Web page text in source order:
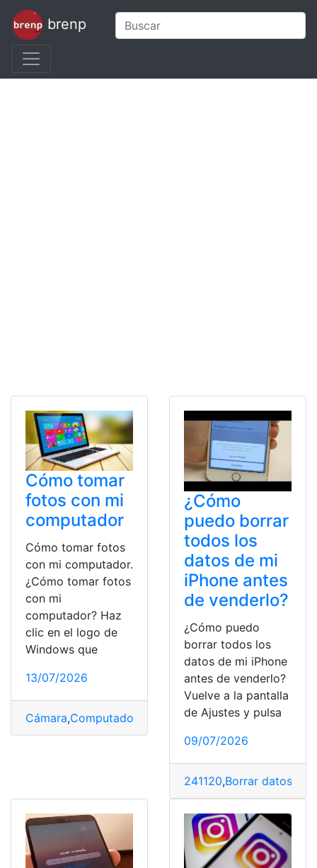
brenp
Cómo tomar
fotos con mi
computador
Cómo tomar fotos
con mi computador.
¿Cómo tomar fotos
con mi
computador? Haz
clic en el logo de
Windows que
13/07/2026
Cámara,Computador Pantalla,tomar
¿Cómo
puedo borrar
todos los
datos de mi
iPhone antes
de venderlo?
¿Cómo puedo
borrar todos los
datos de mi iPhone
antes de venderlo?
Vuelve a la pantalla
de Ajustes y pulsa
09/07/2026
241120,Borrar datos